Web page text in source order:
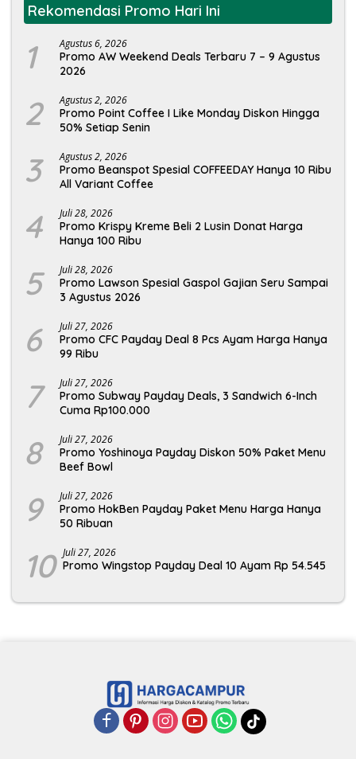
Rekomendasi Promo Hari Ini
1 Agustus 6, 2026
Promo AW Weekend Deals Terbaru 7 – 9 Agustus
2026
2 Agustus 2, 2026
Promo Point Coffee I Like Monday Diskon Hingga
50% Setiap Senin
3 Agustus 2, 2026
Promo Beanspot Spesial COFFEEDAY Hanya 10 Ribu
All Variant Coffee
4 Juli 28, 2026
Promo Krispy Kreme Beli 2 Lusin Donat Harga
Hanya 100 Ribu
5 Juli 28, 2026
Promo Lawson Spesial Gaspol Gajian Seru Sampai
3 Agustus 2026
6 Juli 27, 2026
Promo CFC Payday Deal 8 Pcs Ayam Harga Hanya
99 Ribu
7 Juli 27, 2026
Promo Subway Payday Deals, 3 Sandwich 6-Inch
Cuma Rp100.000
8 Juli 27, 2026
Promo Yoshinoya Payday Diskon 50% Paket Menu
Beef Bowl
9 Juli 27, 2026
Promo HokBen Payday Paket Menu Harga Hanya
50 Ribuan
10 Juli 27, 2026
Promo Wingstop Payday Deal 10 Ayam Rp 54.545